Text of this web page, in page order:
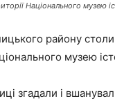
Національного музею
району
музею
згадали і